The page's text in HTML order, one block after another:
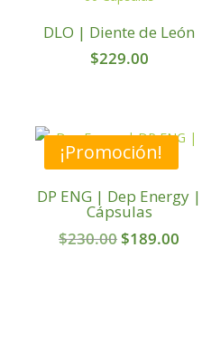
DLO | Diente de León
$229.00
¡Promoción!
DP ENG | Dep Energy |
Cápsulas
$230.00 Original
$189.00